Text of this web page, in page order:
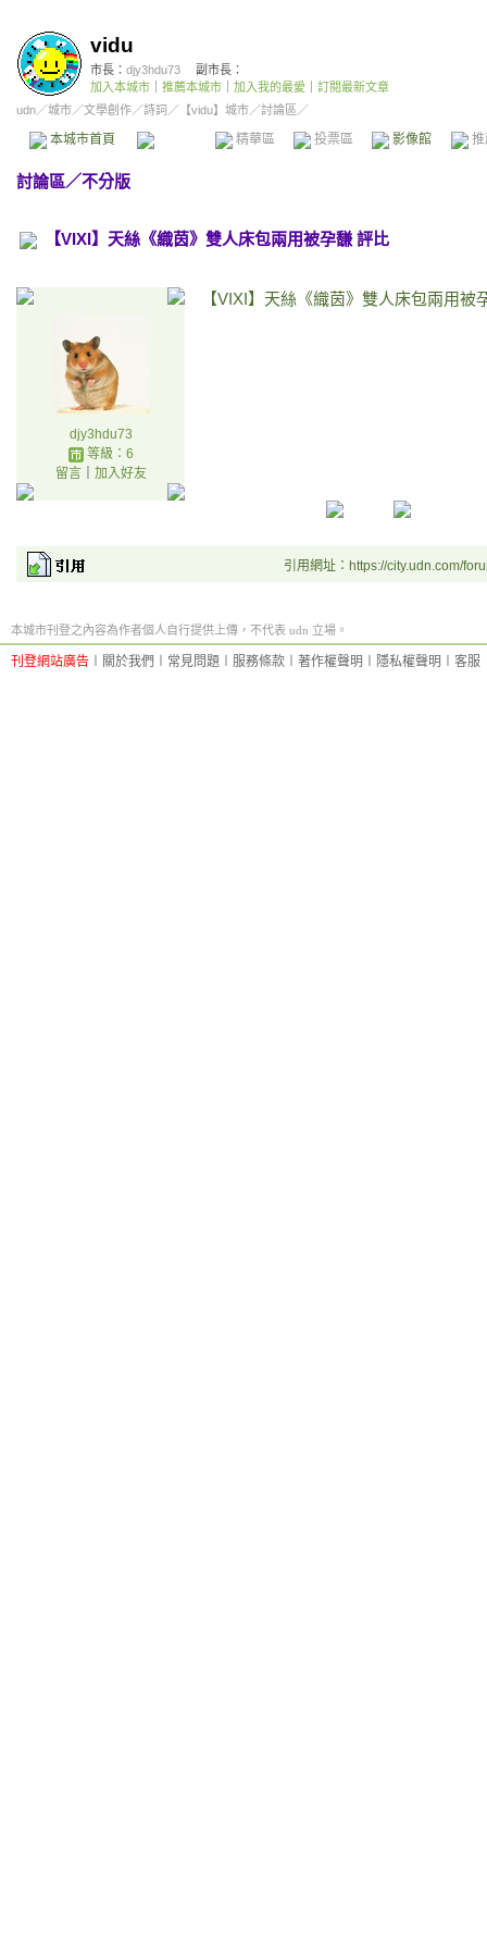
vidu
市長： djy3hdu73
副市長：
加入本城市
推薦本城市 加入我的最愛
訂閱最新文章
udn／城市／文學創作／詩詞 ／ 【vidu】城市／討論區／
本城市首頁 精華區 投票區 影像館
討論區／不分版
【VIXI】天絲《織茵》雙人床包兩用被孕馦 評比
djy3hdu73
等級：6
留言｜ 加入好友
【VIXI】天絲《織茵》雙人床包兩用被
引用網址：https://city.udn.com/
本城市刊登之內容為作者個人自行提供上傳，不代表 udn 立場。
刊登網站廣告 關於我們 常見問題 服務條款 著作權聲明 隱私權聲明 客服